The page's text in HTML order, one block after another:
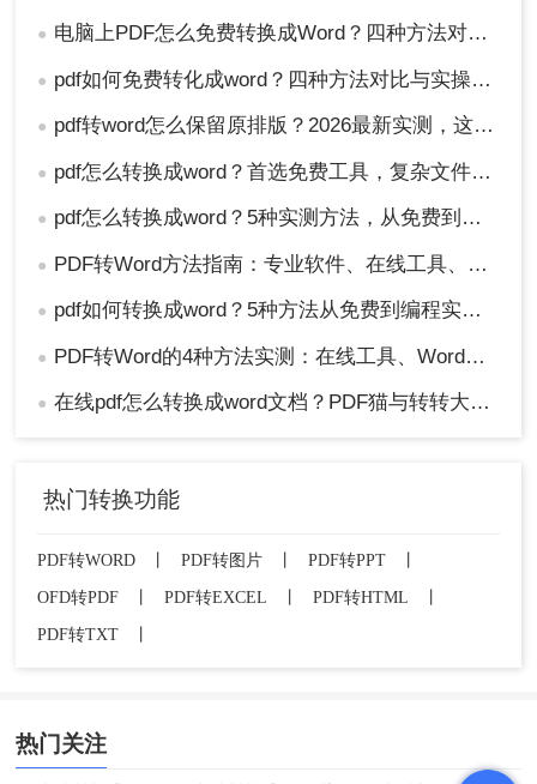
● 电脑上PDF怎么免费转换成Word？四种方法对比与实操指南（附详细表格）!
● pdf如何免费转化成word？四种方法对比与实操指南（附详细表格）
● pdf转word怎么保留原排版？2026最新实测，这5种方法从免费到专业全搞定！
● pdf怎么转换成word？首选免费工具，复杂文件再上专业软件！
● pdf怎么转换成word？5种实测方法，从免费到专业全攻略！
● PDF转Word方法指南：专业软件、在线工具、Word内置与改后缀名4种方案对比！
● pdf如何转换成word？5种方法从免费到编程实测对比！
● PDF转Word的4种方法实测：在线工具、Word、Adobe与开源软件对比！！
● 在线pdf怎么转换成word文档？PDF猫与转转大师2种在线工具使用指南与功能对比！
热门转换功能
PDF转WORD PDF转图片 PDF转PPT
OFD转PDF
PDF转EXCEL PDF转HTML
PDF转TXT
热门关注